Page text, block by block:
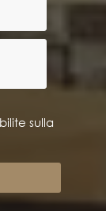
sulla